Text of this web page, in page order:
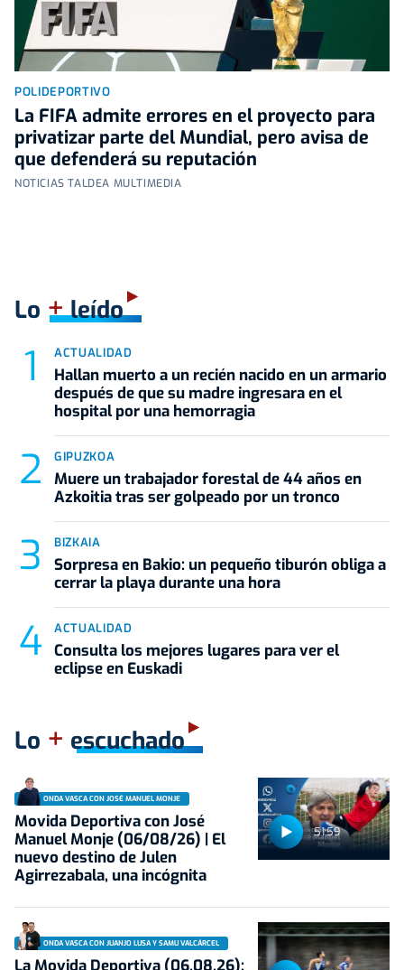
POLIDEPORTIVO
La FIFA admite errores en el proyecto para
privatizar parte del Mundial, pero avisa de
que defenderá su reputación
NOTICIAS TALDEA MULTIMEDIA
Lo +leído
ACTUALIDAD
Hallan muerto a un recién nacido en un armario
después de que su madre ingresara en el
hospital por una hemorragia
GIPUZKOA
Muere un trabajador forestal de 44 años en
Azkoitia tras ser golpeado por un tronco
BIZKAIA
Sorpresa en Bakio: un pequeño tiburón obliga a
cerrar la playa durante una hora
ACTUALIDAD
Consulta los mejores lugares para ver el
eclipse en Euskadi
Lo + escuchado
51:59
ONDA VASCA CON JOSÉ MANUEL MONJE
Movida Deportiva con José
Manuel Monje (06/08/26) | El
nuevo destino de Julen
Agirrezabala, una incógnita
ONDA VASCA CON JUANJO LUSA Y SAMU VALCÁRCEL